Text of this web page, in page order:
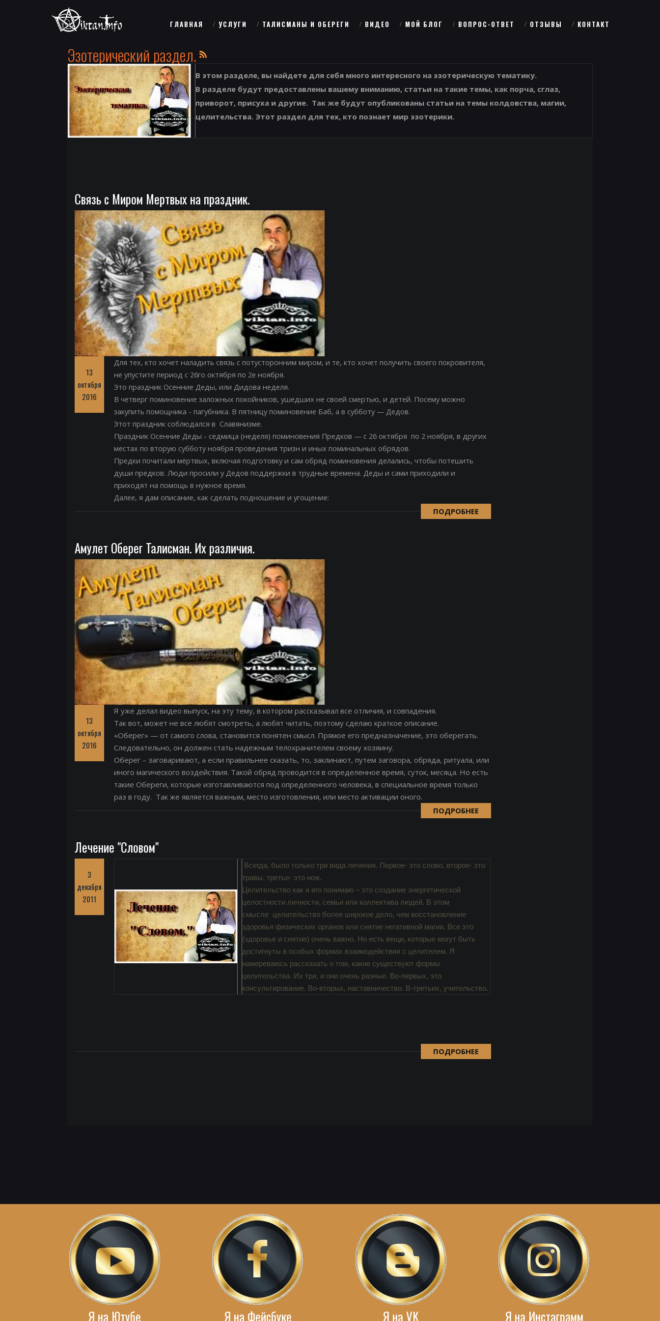
ГЛАВНАЯ УСЛУГИ ТАЛИСМАНЫ И ОБЕРЕГИ ВИДЕО МОЙ БЛОГ ВОПРОС-ОТВЕТ ОТЗЫВЫ КОНТАКТ
Эзотерический раздел.
В этом разделе, вы найдете для себя много интересного на эзотерическую тематику.
В разделе будут предоставлены вашему вниманию, статьи на такие темы, как порча, сглаз,
приворот, присуха и другие. Так же будут опубликованы статьи на темы колдовства, магии,
целительства. Этот раздел для тех, кто познает мир эзотерики.
Связь с Миром Мертвых на праздник.
13
октября
2016
Для тех, кто хочет наладить связь с потусторонним миром, и те, кто хочет получить своего покровителя,
не упустите период с 26го октября по 2е ноября.
Это праздник Осенние Деды, или Дидова неделя.
В четверг поминовение заложных покойников, ушедших не своей смертью, и детей. Посему можно
закупить помощника - пагубника. В пятницу поминовение Баб, а в субботу — Дедов.
Этот праздник соблюдался в Славянизме.
Праздник Осенние Деды - седмица (неделя) поминовения Предков — с 26 октября по 2 ноября, в других
местах по вторую субботу ноября проведения тризн и иных поминальных обрядов.
Предки почитали мёртвых, включая подготовку и сам обряд поминовения делались, чтобы потешить
души предков. Люди просили у Дедов поддержки в трудные времена. Деды и сами приходили и
приходят на помощь в нужное время.
Далее, я дам описание, как сделать подношение и угощение:
ПОДРОБНЕЕ
Амулет Оберег Талисман. Их различия.
13
октября
2016
Я уже делал видео выпуск, на эту тему, в котором рассказывал все отличия, и совпадения.
Так вот, может не все любят смотреть, а любят читать, поэтому сделаю краткое описание.
«Оберег» — от самого слова, становится понятен смысл. Прямое его предназначение, это оберегать.
Следовательно, он должен стать надежным телохранителем своему хозяину.
Оберег – заговаривают, а если правильнее сказать, то, заклинают, путем заговора, обряда, ритуала, или
иного магического воздействия. Такой обряд проводится в определенное время, суток, месяца. Но есть
такие Обереги, которые изготавливаются под определенного человека, в специальное время только
раз в году. Так же является важным, место изготовления, или место активации оного.
ПОДРОБНЕЕ
Лечение "Словом"
3
декабря
2011
Всегда, было только три вида лечения. Первое- это слово, второе- это
травы, третье- это нож.
Целительство как я его понимаю – это создание энергетической
целостности личности, семьи или коллектива людей. В этом
смысле целительство более широкое дело, чем восстановление
здоровья физических органов или снятие негативной магии. Все это
(здоровье и снятие) очень важно. Но есть вещи, которые могут быть
достигнуты в особых формах взаимодействия с целителем. Я
намереваюсь рассказать о том, какие существуют формы
целительства. Их три, и они очень разные. Во-первых, это
консультирование. Во-вторых, наставничество. В-третьих, учительство.
ПОДРОБНЕЕ
Я на Ютубе Я на Фейсбуке Я на VK Я на Инстаграмм